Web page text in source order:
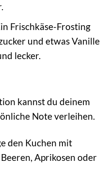
Frischkäse-Frosting
und etwas Vanille
lecker.
kannst du deinem
Note verleihen.
den Kuchen mit
Aprikosen oder